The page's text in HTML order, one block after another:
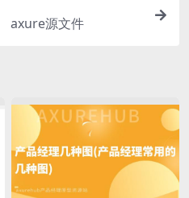
axure源文件